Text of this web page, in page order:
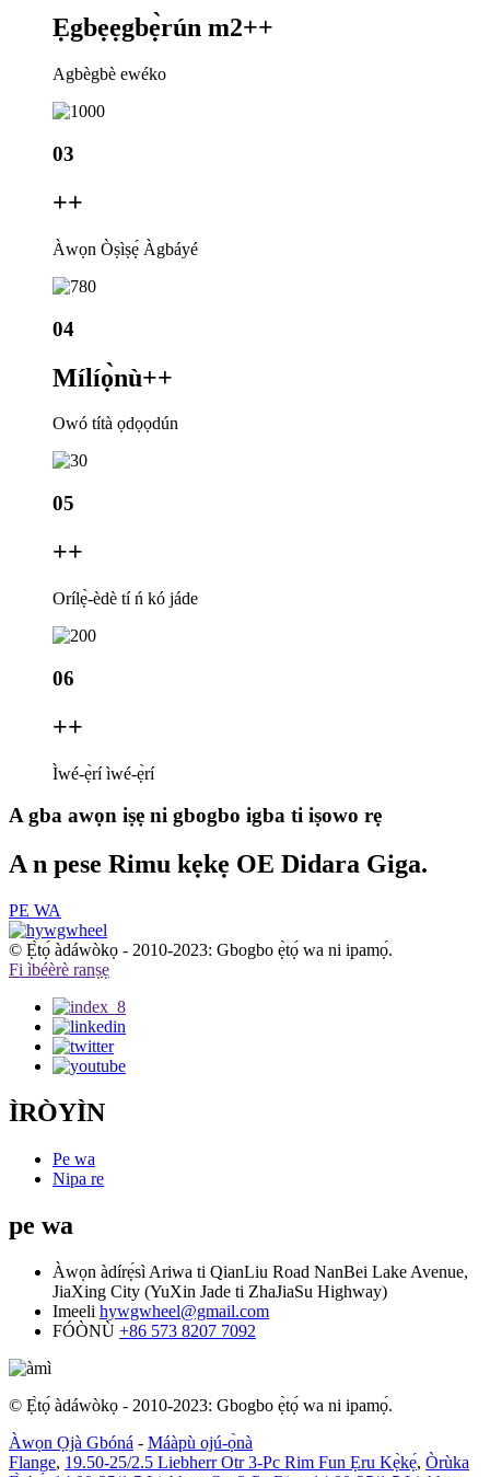
Ẹgbẹẹgbẹ̀rún m2++
Agbègbè ewéko
03
++
Àwọn Òṣìṣẹ́ Àgbáyé
04
Mílíọ̀nù++
Owó títà ọdọọdún
05
++
Orílẹ̀-èdè tí ń kó jáde
06
++
Ìwé-ẹ̀rí ìwé-ẹ̀rí
A gba awọn iṣẹ ni gbogbo igba ti iṣowo rẹ
A n pese Rimu kẹkẹ OE Didara Giga.
PE WA
© Ẹ̀tọ́ àdáwòkọ - 2010-2023: Gbogbo ẹ̀tọ́ wa ni ipamọ́.
Fi ìbéèrè ranṣẹ
ÌRÒYÌN
Pe wa
Nipa re
pe wa
Àwọn àdírẹ́sì Ariwa ti QianLiu Road NanBei Lake Avenue,
JiaXing City (YuXin Jade ti ZhaJiaSu Highway)
Imeeli hywgwheel@gmail.com
FÓÒNÙ +86 573 8207 7092
© Ẹ̀tọ́ àdáwòkọ - 2010-2023: Gbogbo ẹ̀tọ́ wa ni ipamọ́.
Àwọn Ọjà Gbóná - Máàpù ojú-ọ̀nà
Flange, 19.50-25/2.5 Liebherr Otr 3-Pc Rim Fun Ẹru Kẹ̀kẹ́, Òrùka